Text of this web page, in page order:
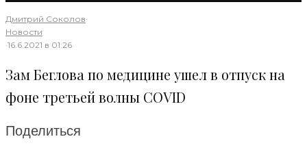
Дмитрий Соколов·
Новости
·16.6.2021 в 01:26
Зам Беглова по медицине ушел в отпуск на
фоне третьей волны COVID
Поделиться